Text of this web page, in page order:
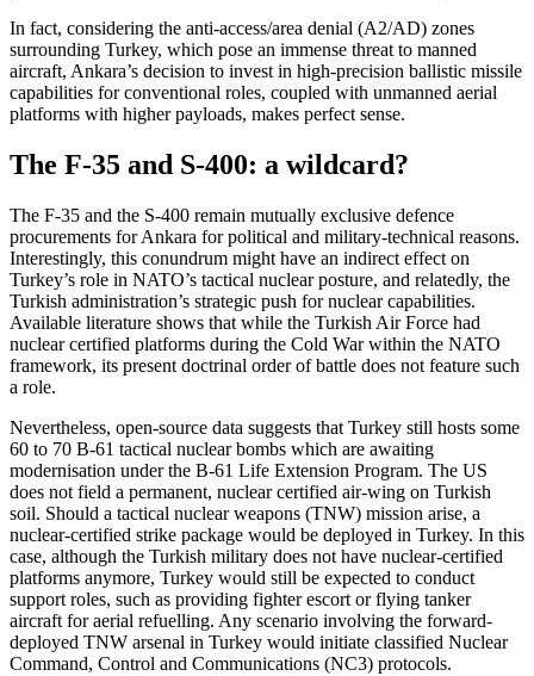
In fact, considering the anti-access/area denial (A2/AD) zones
surrounding Turkey, which pose an immense threat to manned
aircraft, Ankara’s decision to invest in high-precision ballistic missile
capabilities forconventional roles, coupled with unmanned aerial
platforms with higher payloads, makes perfect sense.
The F-35 and S-400: a wildcard?
The F‑35 and the S‑400 remain mutually exclusive defence
procurements for Ankara for political and military-technical reasons.
Interestingly, this conundrum might have an indirect effect on
Turkey’s role in NATO’s tactical nuclear posture, and relatedly, the
Turkish administration’s strategic push for nuclear capabilities.
Available literature shows that while the Turkish Air Force had
nuclear certified platforms during the Cold War within the NATO
framework, its pres­ent doctrinal order of battle does not feature such
a role.
Nevertheless, open-source data suggests that Turkey still hosts some
60 to 70 B‑61 tactical nuclear bombs which are awaiting
modernisation under the B‑61 Life Exten­sion Program. The US
does not field a per­manent, nuclear certified air-wing on Turk­ish
soil. Should a tactical nuclear weapons (TNW) mission arise, a
nuclear-certified strike package would be deployed in Tur­key. In this
case, although the Turkish military does not have nuclear-certified
platforms anymore, Turkey would still be expected to conduct
support roles, such as providing fighter escort or flying tanker
aircraft for aerial refuelling. Any scenario involving the forward-
deployed TNW arsenal in Turkey would initiate classified Nuclear
Command, Control and Communications (NC3) protocols.